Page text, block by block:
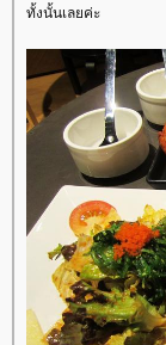
ทั้งนั้นเลยค่ะ